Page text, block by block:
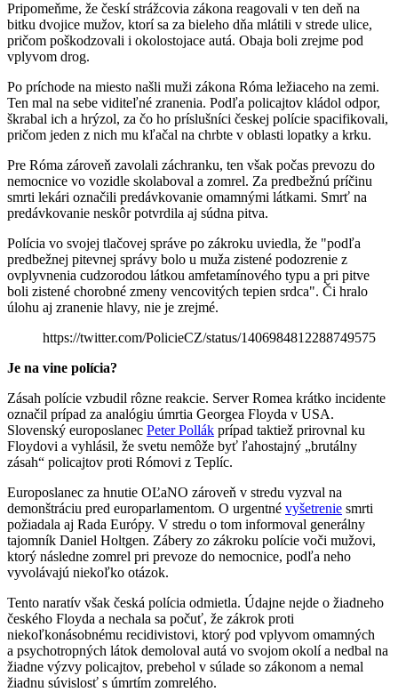
Pripomeňme, že českí strážcovia zákona reagovali v ten deň na
bitku dvojice mužov, ktorí sa za bieleho dňa mlátili v strede ulice,
pričom poškodzovali i okolostojace autá. Obaja boli zrejme pod
vplyvom drog.
Po príchode na miesto našli muži zákona Róma ležiaceho na zemi.
Ten mal na sebe viditeľné zranenia. Podľa policajtov kládol odpor,
škrabal ich a hrýzol, za čo ho príslušníci českej polície spacifikovali,
pričom jeden z nich mu kľačal na chrbte v oblasti lopatky a krku.
Pre Róma zároveň zavolali záchranku, ten však počas prevozu do
nemocnice vo vozidle skolaboval a zomrel. Za predbežnú príčinu
smrti lekári označili predávkovanie omamnými látkami. Smrť na
predávkovanie neskôr potvrdila aj súdna pitva.
Polícia vo svojej tlačovej správe po zákroku uviedla, že "podľa
predbežnej pitevnej správy bolo u muža zistené podozrenie z
ovplyvnenia cudzorodou látkou amfetamínového typu a pri pitve
boli zistené chorobné zmeny vencovitých tepien srdca". Či hralo
úlohu aj zranenie hlavy, nie je zrejmé.
https://twitter.com/PolicieCZ/status/1406984812288749575
Je na vine polícia?
Zásah polície vzbudil rôzne reakcie. Server Romea krátko incidente
označil prípad za analógiu úmrtia Georgea Floyda v USA.
Slovenský europoslanec Peter Pollák prípad taktiež prirovnal ku
Floydovi a vyhlásil, že svetu nemôže byť ľahostajný „brutálny
zásah“ policajtov proti Rómovi z Teplíc.
Europoslanec za hnutie OĽaNO zároveň v stredu vyzval na
demonštráciu pred europarlamentom. O urgentné vyšetrenie smrti
požiadala aj Rada Európy. V stredu o tom informoval generálny
tajomník Daniel Holtgen. Zábery zo zákroku polície voči mužovi,
ktorý následne zomrel pri prevoze do nemocnice, podľa neho
vyvolávajú niekoľko otázok.
Tento naratív však česká polícia odmietla. Údajne nejde o žiadneho
českého Floyda a nechala sa počuť, že zákrok proti
niekoľkonásobnému recidivistovi, ktorý pod vplyvom omamných
a psychotropných látok demoloval autá vo svojom okolí a nedbal na
žiadne výzvy policajtov, prebehol v súlade so zákonom a nemal
žiadnu súvislosť s úmrtím zomrelého.